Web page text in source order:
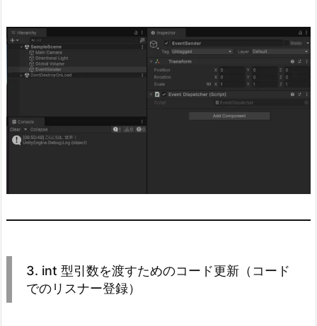
登
録）
4.
の
G
e
e
c
3. int 型引数を渡すためのコード更新（コード
でのリスナー登録）